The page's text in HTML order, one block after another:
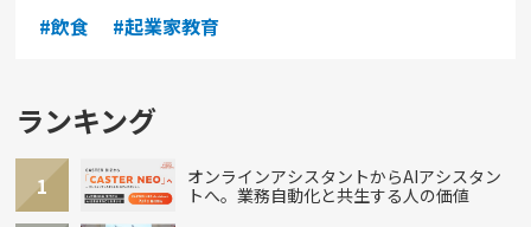
#飲食
#起業家教育
ランキング
1
オンラインアシスタントからAIアシスタン
トへ。業務自動化と共生する人の価値